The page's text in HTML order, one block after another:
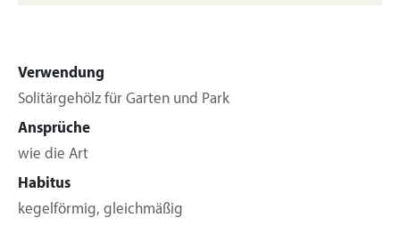
Verwendung
Solitärgehölz für Garten und Park
Ansprüche
wie die Art
Habitus
kegelförmig, gleichmäßig